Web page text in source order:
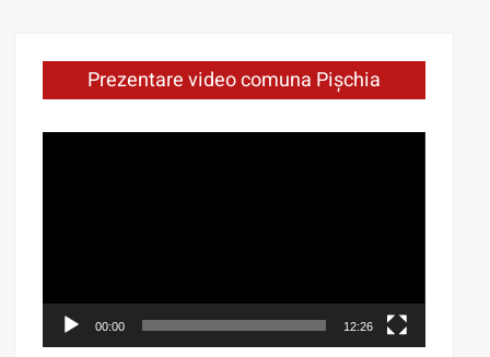
Prezentare video comuna Pișchia
00:00 12:26